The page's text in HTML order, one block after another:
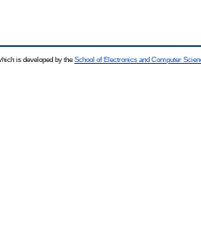
is developed by the School of Electronics and Computer